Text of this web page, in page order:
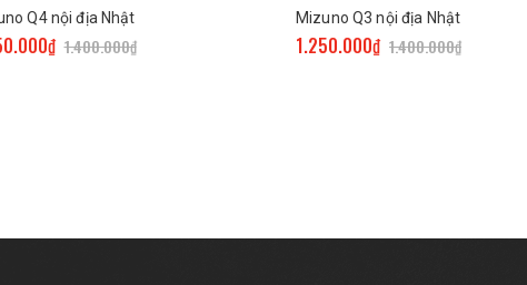
Q4 nội địa Nhật
1.400.000₫
Mizuno Q3 nội địa Nhật
1.250.000₫ 1.400.000₫